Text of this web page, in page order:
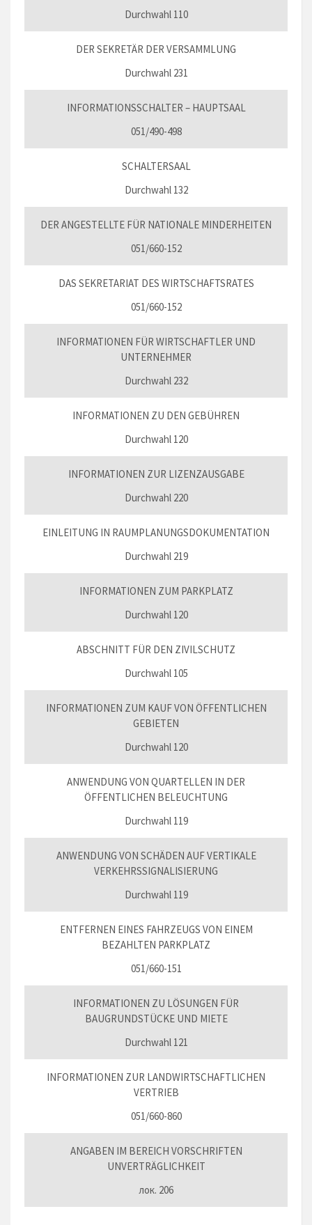
Durchwahl 110
DER SEKRETÄR DER VERSAMMLUNG
Durchwahl 231
INFORMATIONSSCHALTER – HAUPTSAAL
051/490-498
SCHALTERSAAL
Durchwahl 132
DER ANGESTELLTE FÜR NATIONALE MINDERHEITEN
051/660-152
DAS SEKRETARIAT DES WIRTSCHAFTSRATES
051/660-152
INFORMATIONEN FÜR WIRTSCHAFTLER UND
UNTERNEHMER
Durchwahl 232
INFORMATIONEN ZU DEN GEBÜHREN
Durchwahl 120
INFORMATIONEN ZUR LIZENZAUSGABE
Durchwahl 220
EINLEITUNG IN RAUMPLANUNGSDOKUMENTATION
Durchwahl 219
INFORMATIONEN ZUM PARKPLATZ
Durchwahl 120
ABSCHNITT FÜR DEN ZIVILSCHUTZ
Durchwahl 105
INFORMATIONEN ZUM KAUF VON ÖFFENTLICHEN
GEBIETEN
Durchwahl 120
ANWENDUNG VON QUARTELLEN IN DER
ÖFFENTLICHEN BELEUCHTUNG
Durchwahl 119
ANWENDUNG VON SCHÄDEN AUF VERTIKALE
VERKEHRSSIGNALISIERUNG
Durchwahl 119
ENTFERNEN EINES FAHRZEUGS VON EINEM
BEZAHLTEN PARKPLATZ
051/660-151
INFORMATIONEN ZU LÖSUNGEN FÜR
BAUGRUNDSTÜCKE UND MIETE
Durchwahl 121
INFORMATIONEN ZUR LANDWIRTSCHAFTLICHEN
VERTRIEB
051/660-860
ANGABEN IM BEREICH VORSCHRIFTEN
UNVERTRÄGLICHKEIT
лок. 206